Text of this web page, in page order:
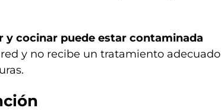
y cocinar puede estar contaminada
y no recibe un tratamiento adecuado